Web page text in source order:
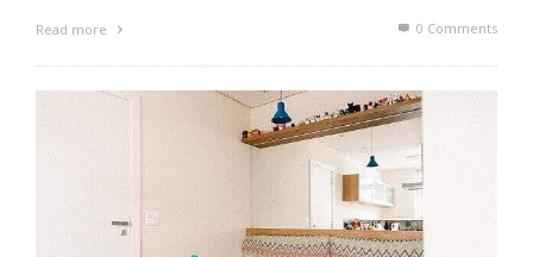
Read more 0 Comments